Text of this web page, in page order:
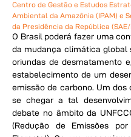
Centro de Gestão e Estudos
Ambiental da Amazônia (IPAM) e
da Presidência da República (SAE/
O Brasil poderá fazer uma
da mudança climática global
oriundas de desmatamento
estabelecimento de um
emissão de carbono. Um
se chegar a tal
debate no âmbito da
(Redução de Emissões